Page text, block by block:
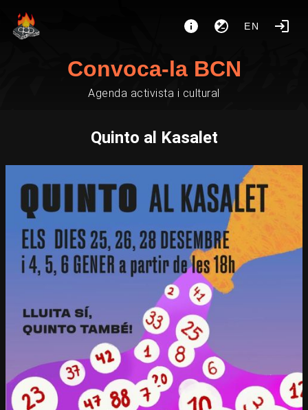
EN
Convoca-la BCN
Agenda activista i cultural
Quinto al Kasalet